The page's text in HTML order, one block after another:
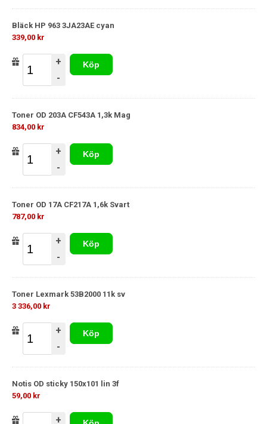
Bläck HP 963 3JA23AE cyan
339,00 kr
+
-
Köp
Toner OD 203A CF543A 1,3k Mag
834,00 kr
+
-
Köp
Toner OD 17A CF217A 1,6k Svart
787,00 kr
+
-
Köp
Toner Lexmark 53B2000 11k sv
3 336,00 kr
+
-
Köp
Notis OD sticky 150x101 lin 3f
59,00 kr
+